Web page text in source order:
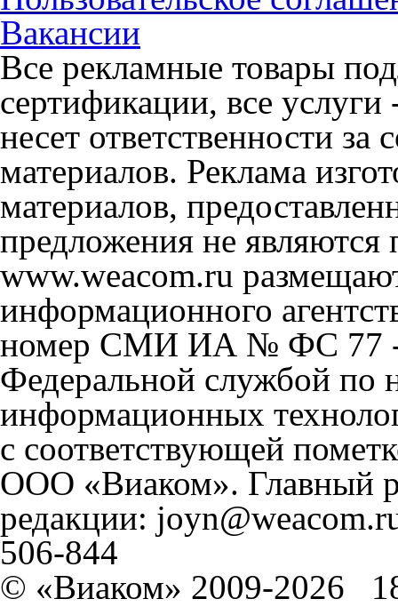
Вакансии
Все рекламные товары
сертификации, все
несет ответственности
материалов. Реклама
материалов,
предложения не
www.weacom.ru
информационного
номер СМИ ИА № ФС 77 -
Федеральной службой по
информационных
с соответствующей
ООО «Виаком». Главный
редакции:
506-844
© «Виаком» 2009-2026